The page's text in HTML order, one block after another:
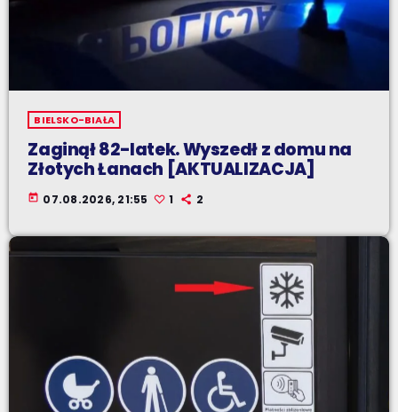
BIELSKO-BIAŁA
Zaginął 82-latek. Wyszedł z domu na
Złotych Łanach [AKTUALIZACJA]
today 07.08.2026, 21:55 1 2